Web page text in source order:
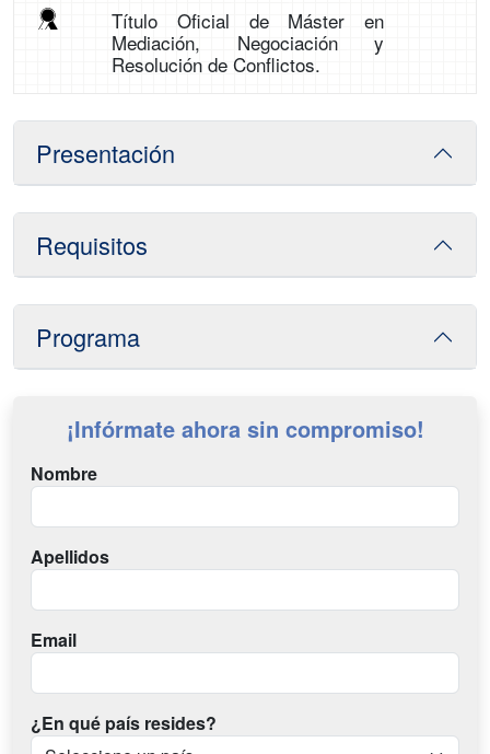
Título Oficial de Máster en
Mediación, Negociación y
Resolución de Conflictos.
Presentación
Requisitos
Programa
¡Infórmate ahora sin compromiso!
Nombre
Apellidos
Email
¿En qué país resides?